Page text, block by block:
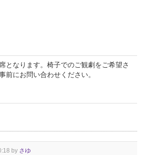
となります。椅子でのご観劇をご希望さ
前にお問い合わせください。
by さゆ